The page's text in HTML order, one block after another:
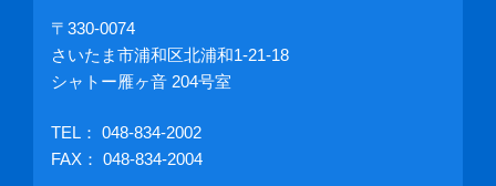
〒330-0074
さいたま市浦和区北浦和1-21-18
シャトー雁ヶ音 204号室
TEL： 048-834-2002
FAX： 048-834-2004